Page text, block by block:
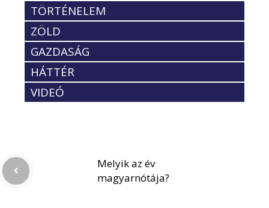
TÖRTÉNELEM
ZÖLD
GAZDASÁG
HÁTTÉR
VIDEÓ
Melyik az év
magyarnótája?